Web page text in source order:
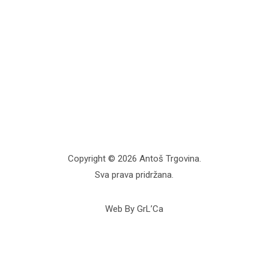
Copyright © 2026 Antoš Trgovina.
Sva prava pridržana.
Web By GrL’Ca